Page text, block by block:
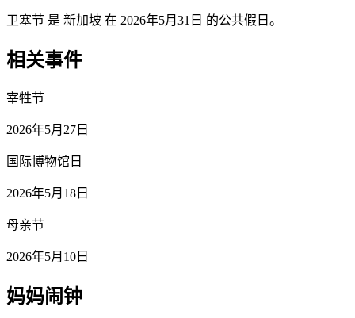
卫塞节 是 新加坡 在 2026年5月31日 的公共假日。
相关事件
宰牲节
2026年5月27日
国际博物馆日
2026年5月18日
母亲节
2026年5月10日
妈妈闹钟